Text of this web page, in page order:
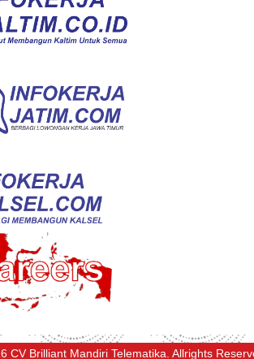
CV Brilliant Mandiri Telematika. Allrights